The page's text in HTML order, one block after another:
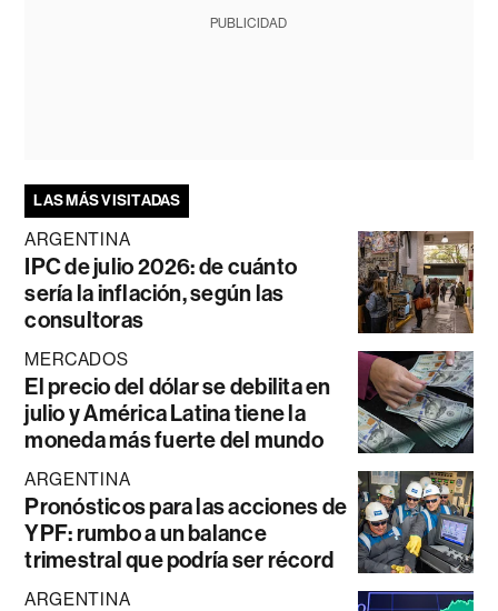
PUBLICIDAD
LAS MÁS VISITADAS
ARGENTINA
IPC de julio 2026: de cuánto
sería la inflación, según las
consultoras
MERCADOS
El precio del dólar se debilita en
julio y América Latina tiene la
moneda más fuerte del mundo
ARGENTINA
Pronósticos para las acciones de
YPF: rumbo a un balance
trimestral que podría ser récord
ARGENTINA